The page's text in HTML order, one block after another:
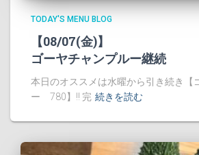
TODAY'S MENU BLOG
【08/07(金)】
ゴーヤチャンプルー継続
本日のオススメは水曜から引き続き【
ー 780】!! 完 続きを読む